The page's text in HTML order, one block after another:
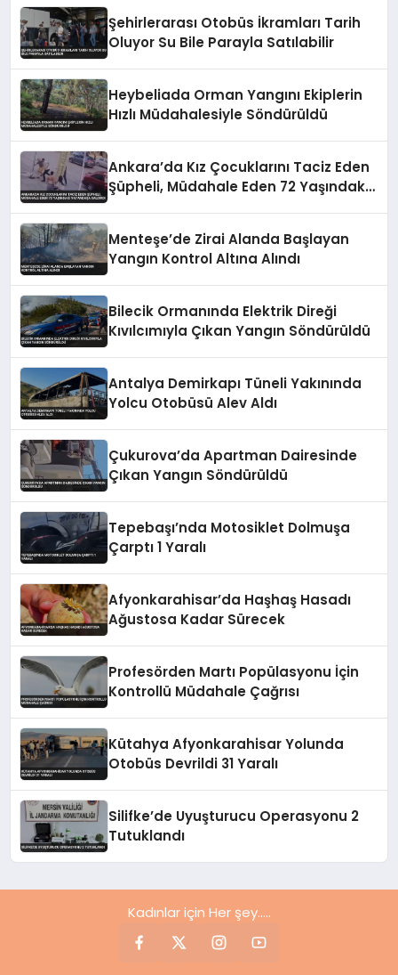
Şehirlerarası Otobüs İkramları Tarih
Oluyor Su Bile Parayla Satılabilir
Heybeliada Orman Yangını Ekiplerin
Hızlı Müdahalesiyle Söndürüldü
Ankara’da Kız Çocuklarını Taciz Eden
Şüpheli, Müdahale Eden 72 Yaşındaki
Menteşe’de Zirai Alanda Başlayan
Yangın Kontrol Altına Alındı
Bilecik Ormanında Elektrik Direği
Kıvılcımıyla Çıkan Yangın Söndürüldü
Antalya Demirkapı Tüneli Yakınında
Yolcu Otobüsü Alev Aldı
Çukurova’da Apartman Dairesinde
Çıkan Yangın Söndürüldü
Tepebaşı’nda Motosiklet Dolmuşa
Çarptı 1 Yaralı
Afyonkarahisar’da Haşhaş Hasadı
Ağustosa Kadar Sürecek
Profesörden Martı Popülasyonu İçin
Kontrollü Müdahale Çağrısı
Kütahya Afyonkarahisar Yolunda
Otobüs Devrildi 31 Yaralı
Silifke’de Uyuşturucu Operasyonu 2
Tutuklandı
Kadınlar için Her şey.....